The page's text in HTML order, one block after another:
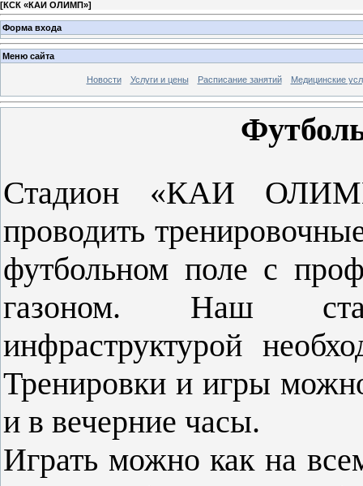
[КСК «КАИ ОЛИМП»]
Форма входа
Меню сайта
Новости Услуги и цены Расписание занятий Медицинские
Стадион «КАИ
проводить
футбольном поле с
газоном. Наш
инфраструктурой
Тренировки и игры
и в вечерние часы.
Играть можно как на